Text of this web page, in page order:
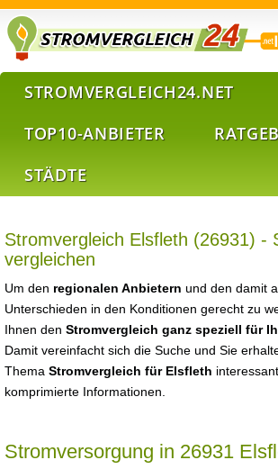
STROMVERGLEICH24.NET
TOP10-ANBIETER
STÄDTE
Stromvergleich Elsfleth (26931) -
vergleichen
Um den regionalen Anbietern und den damit
Unterschieden in den Konditionen gerecht zu
Ihnen den Stromvergleich ganz speziell für
Damit vereinfacht sich die Suche und Sie
Thema Stromvergleich für Elsfleth
komprimierte Informationen.
Stromversorgung in 26931